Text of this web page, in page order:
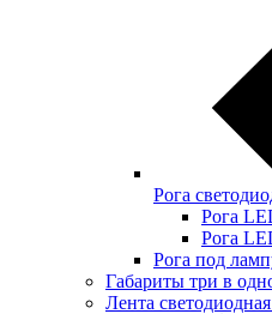
Рога
Рога
Рога
Рога под
Габариты три в
Лента